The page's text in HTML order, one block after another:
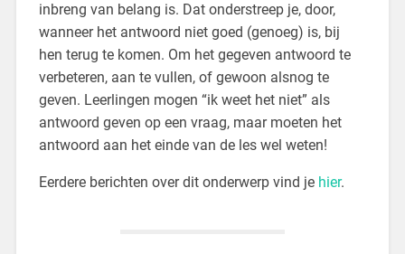
inbreng van belang is. Dat onderstreep je, door,
wanneer het antwoord niet goed (genoeg) is, bij
hen terug te komen. Om het gegeven antwoord te
verbeteren, aan te vullen, of gewoon alsnog te
geven. Leerlingen mogen “ik weet het niet” als
antwoord geven op een vraag, maar moeten het
antwoord aan het einde van de les wel weten!
Eerdere berichten over dit onderwerp vind je hier.